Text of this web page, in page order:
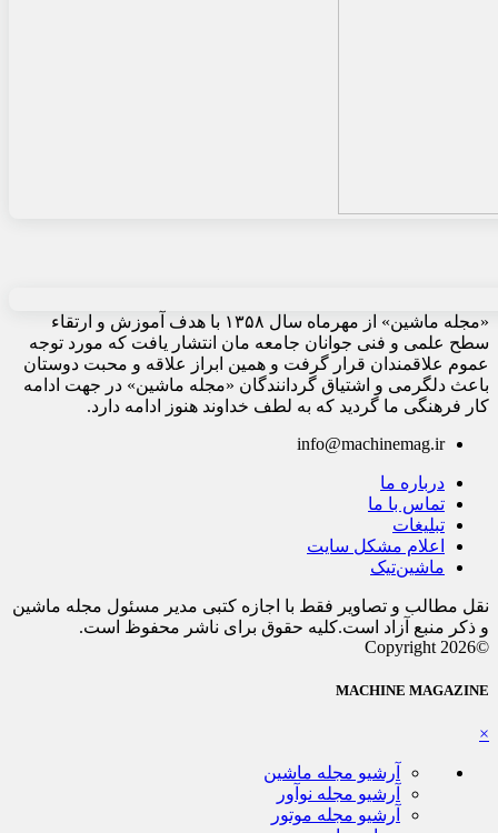
«مجله ماشین» از مهرماه سال ۱۳۵۸ با هدف آموزش و ارتقاء
سطح علمی و فنی جوانان جامعه مان انتشار یافت که مورد توجه
عموم علاقمندان قرار گرفت و همین ابراز علاقه و محبت دوستان
باعث دلگرمی و اشتیاق گردانندگان «مجله ماشین» در جهت ادامه
کار فرهنگی ما گردید که به لطف خداوند هنوز ادامه دارد.
info@machinemag.ir
درباره ما
تماس با ما
تبلیغات
اعلام مشکل سایت
ماشین‌تیک
نقل مطالب و تصاویر فقط با اجازه کتبی مدیر مسئول مجله ماشین
و ذکر منبع آزاد است.کلیه حقوق برای ناشر محفوظ است.
©Copyright 2026
MACHINE MAGAZINE
×
آرشیو مجله ماشین
آرشیو مجله نوآور
آرشیو مجله موتور